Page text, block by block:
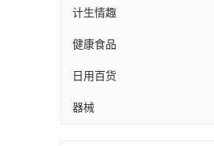
计生情趣
健康食品
日用百货
器械